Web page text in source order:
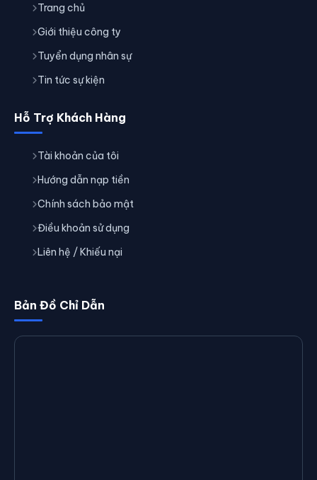
Trang chủ
Giới thiệu công ty
Tuyển dụng nhân sự
Tin tức sự kiện
Hỗ Trợ Khách Hàng
Tài khoản của tôi
Hướng dẫn nạp tiền
Chính sách bảo mật
Điều khoản sử dụng
Liên hệ / Khiếu nại
Bản Đồ Chỉ Dẫn